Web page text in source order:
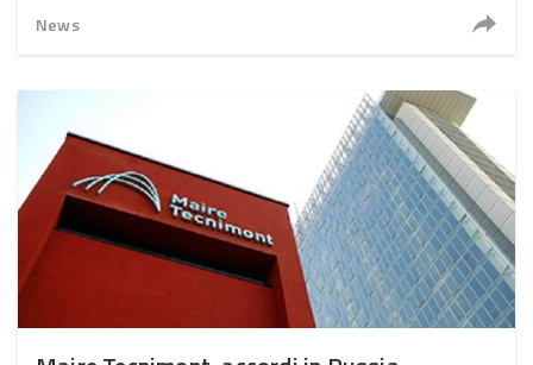
News